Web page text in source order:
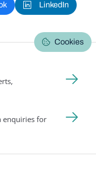
LinkedIn
Cookies
enquiries for